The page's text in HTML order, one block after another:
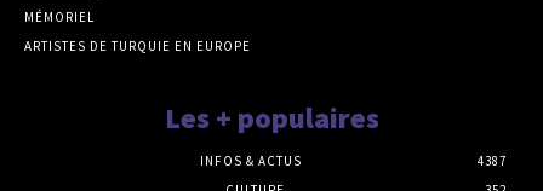
MÉMORIEL
ARTISTES DE TURQUIE EN EUROPE
Les + populaires
INFOS & ACTUS
4387